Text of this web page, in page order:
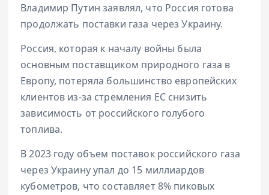
Владимир Путин заявлял, что Россия готова
продолжать поставки газа через Украину.
Россия, которая к началу войны была
основным поставщиком природного газа в
Европу, потеряла большинство европейских
клиентов из-за стремления ЕС снизить
зависимость от российского голубого
топлива.
В 2023 году объем поставок российского газа
через Украину упал до 15 миллиардов
кубометров, что составляет 8% пиковых